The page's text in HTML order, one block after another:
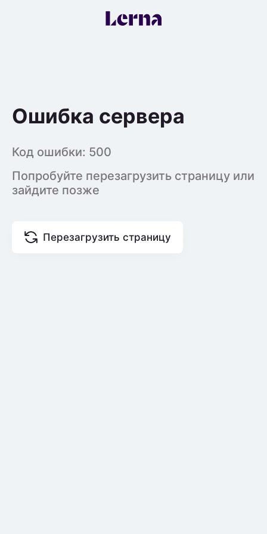
Ошибка сервера
Код ошибки: 500
Попробуйте перезагрузить страницу или
зайдите позже
Перезагрузить страницу